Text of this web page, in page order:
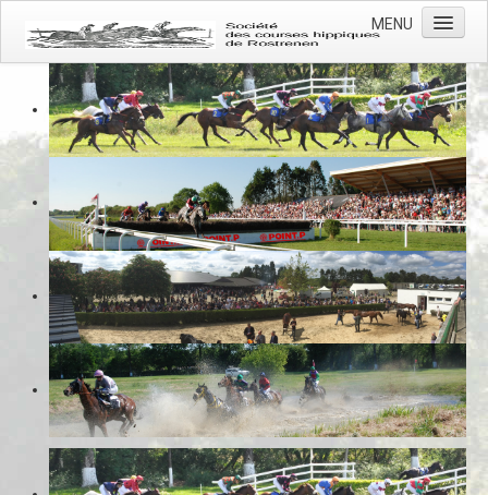
MENU
Accueil
Actualités
L'association
L'hippodrome
Les courses
Photos
Contacts
Prévention